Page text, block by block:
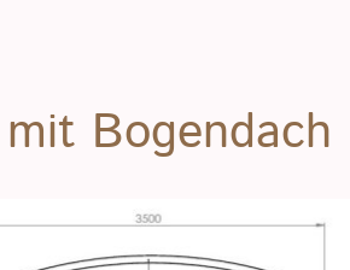
Bogendach